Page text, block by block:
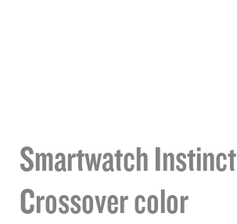
Smartwatch Instinct
Crossover color